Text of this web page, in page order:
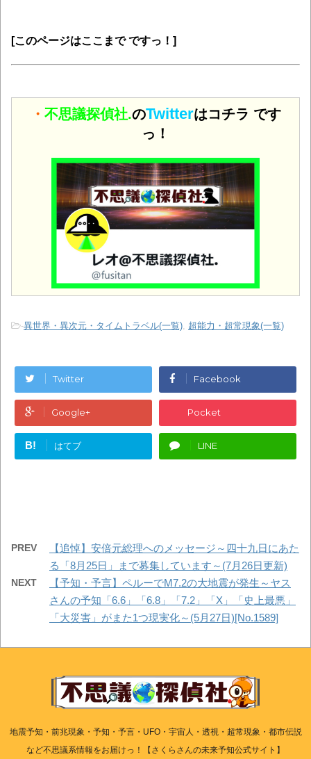
[このページはここまで ですっ！]
・ 不思議探偵社.のTwitterはコチラ です
っ！
-異世界・異次元・タイムトラベル(一覧) 超能力・超常現象(一覧)
Twitter Facebook
Google+ Pocket
B! はてブ LINE
PREV
【追悼】安倍元総理へのメッセージ～四十九日にあた
る「8月25日」まで募集しています～(7月26日更新)
NEXT
【予知・予言】ペルーでM7.2の大地震が発生～ヤス
さんの予知「6.6」「6.8」「7.2」「X」「史上最悪」
「大災害」がまた1つ現実化～(5月27日)[No.1589]
地震予知・前兆現象・予知・予言・UFO・宇宙人・透視・超常現象・都市伝説
など不思議系情報をお届けっ！【さくらさんの未来予知公式サイト】